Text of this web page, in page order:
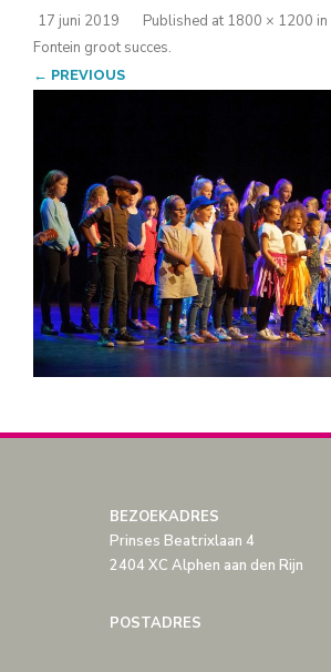
Published
17 juni 2019 at 1800 × 1200 in
Fontein groot succes.
← PREVIOUS
BEZOEKADRES
Prinses Beatrixlaan 4
2404 XC Alphen aan den Rijn
POSTADRES